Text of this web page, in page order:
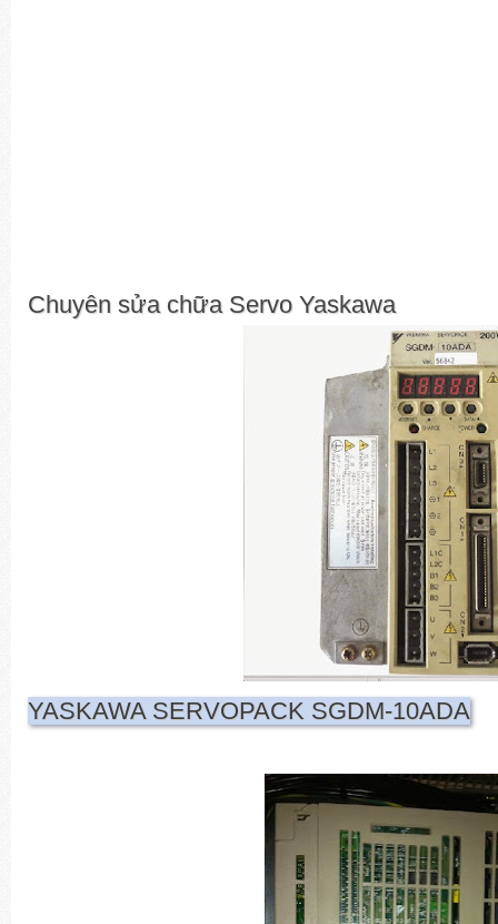
Chuyên sửa chữa Servo Yaskawa
YASKAWA SERVOPACK SGDM-10ADA